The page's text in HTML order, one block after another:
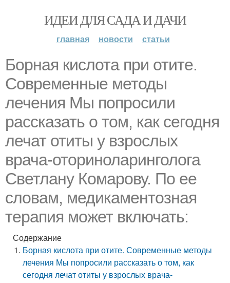
ИДЕИ ДЛЯ САДА И ДАЧИ
главная новости статьи
Борная кислота при отите.
Современные методы
лечения Мы попросили
рассказать о том, как сегодня
лечат отиты у взрослых
врача-оториноларинголога
Светлану Комарову. По ее
словам, медикаментозная
терапия может включать:
Содержание
Борная кислота при отите. Современные методы
лечения Мы попросили рассказать о том, как
сегодня лечат отиты у взрослых врача-